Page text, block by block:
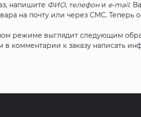
напишите ФИО, телефони e-mail.
на почту или через СМС. Теперь
режиме выглядит следующим
в комментарии к заказу написать